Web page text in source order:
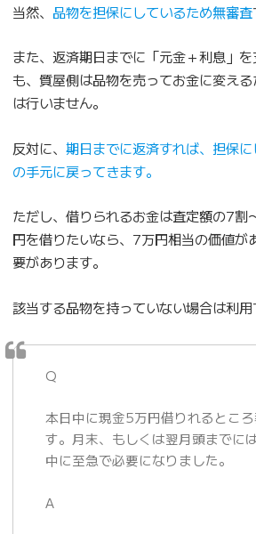
当然、 品物を担保にしているため無審査
また、返済期日までに「元金＋利息」
も、質屋側は品物を売ってお金に変え
は行いません。
反対に、 期日までに返済すれば、担保
の手元に戻ってきます。
ただし、借りられるお金は査定額の7
円を借りたいなら、7万円相当の価値が
要があります。
該当する品物を持っていない場合は利用
Q
本日中に現金5万円借りれるとこ
す。月末、もしくは翌月頭までに
中に至急で必要になりました。
A